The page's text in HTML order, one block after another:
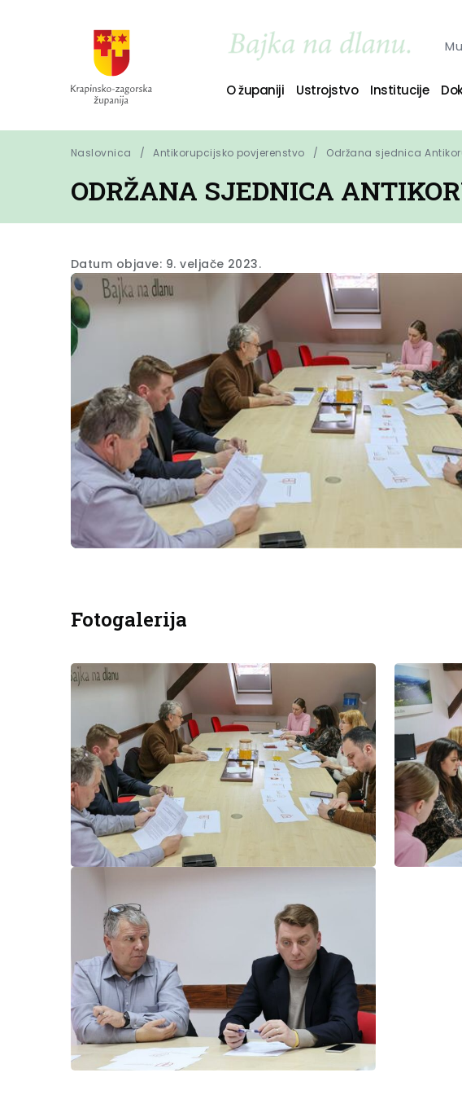
O županiji Ustrojstvo Institucije
Naslovnica Antikorupcijsko povjerenstvo Održana sjednica
ODRŽANA SJEDNICA
Datum objave: 9. veljače 2023.
Fotogalerija